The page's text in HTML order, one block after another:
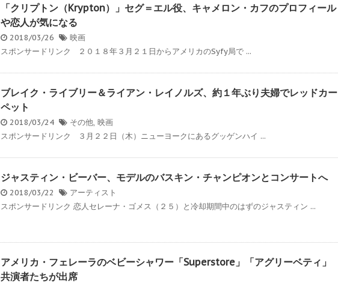
「クリプトン（Krypton）」セグ＝エル役、キャメロン・カフのプロフィール
や恋人が気になる
2018/03/26
映画
スポンサードリンク ２０１８年３月２１日からアメリカのSyfy局で ...
ブレイク・ライブリー＆ライアン・レイノルズ、約１年ぶり夫婦でレッドカー
ペット
2018/03/24 その他, 映画
スポンサードリンク ３月２２日（木）ニューヨークにあるグッゲンハイ ...
ジャスティン・ビーバー、モデルのバスキン・チャンピオンとコンサートへ
2018/03/22
アーティスト
スポンサードリンク 恋人セレーナ・ゴメス（２５）と冷却期間中のはずのジャスティン ...
アメリカ・フェレーラのベビーシャワー「Superstore」「アグリーベティ」
共演者たちが出席